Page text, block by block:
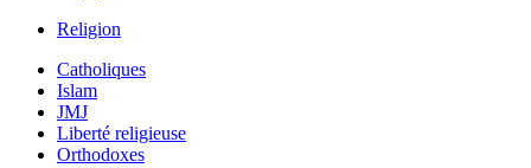
Religion
Catholiques
Islam
JMJ
Liberté religieuse
Orthodoxes